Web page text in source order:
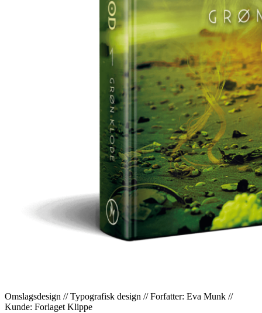
Omslagsdesign // Typografisk design // Forfatter: Eva Munk //
Kunde: Forlaget Klippe